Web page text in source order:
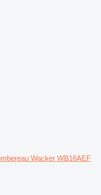
Wacker WB16AEF